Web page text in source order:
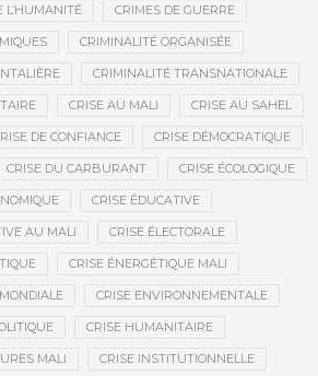
L’HUMANITÉ CRIMES DE GUERRE
CRIMINALITÉ ORGANISÉE
CRIMINALITÉ TRANSNATIONALE
CRISE AU MALI CRISE AU SAHEL
DE CONFIANCE CRISE DÉMOCRATIQUE
CRISE DU CARBURANT CRISE ÉCOLOGIQUE
CRISE ÉDUCATIVE
AU MALI CRISE ÉLECTORALE
CRISE ÉNERGÉTIQUE MALI
CRISE ENVIRONNEMENTALE
CRISE HUMANITAIRE
MALI CRISE INSTITUTIONNELLE